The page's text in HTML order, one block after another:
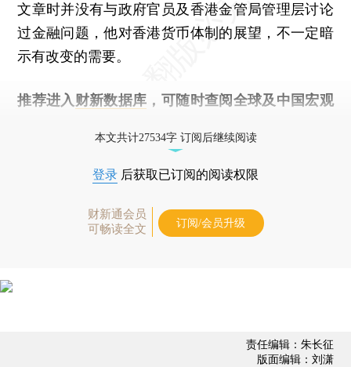
文章时并没有与政府官员及香港金管局管理层讨论
过金融问题，他对香港货币体制的展望，不一定暗
示有改变的需要。
推荐进入 财新数据库 ，可随时查阅全球及中国宏观
本文共计27534字 订阅后继续阅读
登录 后获取已订阅的阅读权限
财新通会员
可畅读全文
订阅/会员升级
责任编辑：朱长征
版面编辑：刘潇